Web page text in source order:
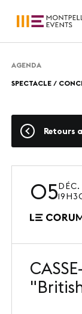
QUI SOMMES-
Nos
Nos
Nos
NOUS CHOISIR
Nos sites
AGENDA
SPECTACLE /
Retours
05DÉC.